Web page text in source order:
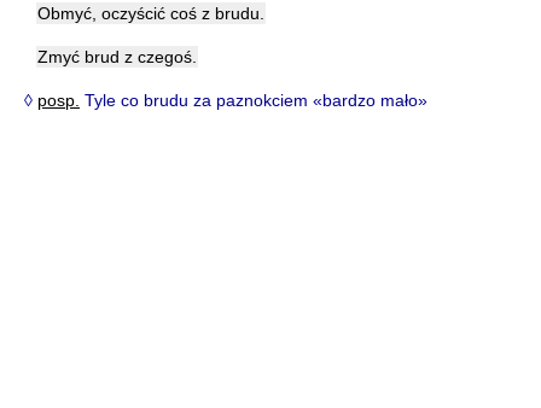
Obmyć, oczyścić coś z brudu.
Zmyć brud z czegoś.
◊ posp. Tyle co brudu za paznokciem «bardzo mało»